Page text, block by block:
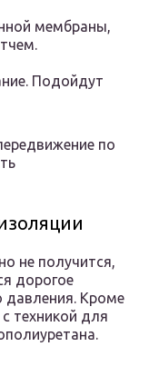
мембраны,
Подойдут
по
не получится,
дорогое
давления. Кроме
техникой для